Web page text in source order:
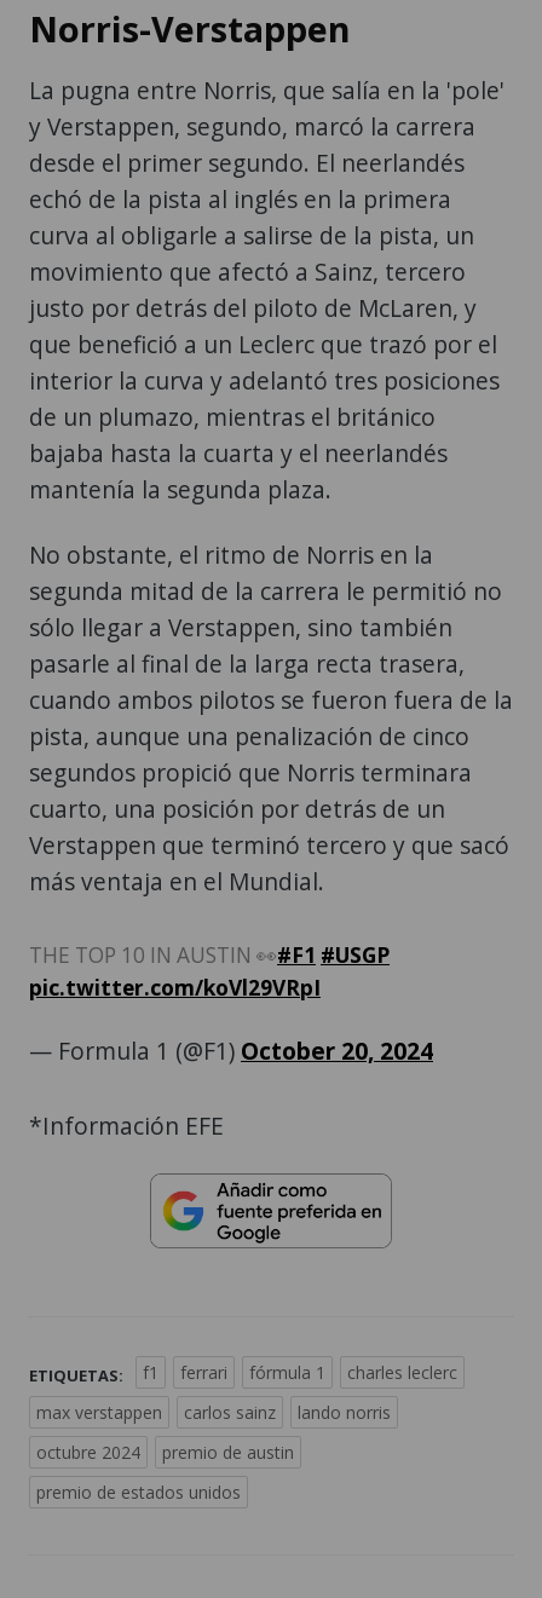
Norris-Verstappen
La pugna entre Norris, que salía en la 'pole'
y Verstappen, segundo, marcó la carrera
desde el primer segundo. El neerlandés
echó de la pista al inglés en la primera
curva al obligarle a salirse de la pista, un
movimiento que afectó a Sainz, tercero
justo por detrás del piloto de McLaren, y
que benefició a un Leclerc que trazó por el
interior la curva y adelantó tres posiciones
de un plumazo, mientras el británico
bajaba hasta la cuarta y el neerlandés
mantenía la segunda plaza.
No obstante, el ritmo de Norris en la
segunda mitad de la carrera le permitió no
sólo llegar a Verstappen, sino también
pasarle al final de la larga recta trasera,
cuando ambos pilotos se fueron fuera de la
pista, aunque una penalización de cinco
segundos propició que Norris terminara
cuarto, una posición por detrás de un
Verstappen que terminó tercero y que sacó
más ventaja en el Mundial.
THE TOP 10 IN AUSTIN 👀#F1 #USGP
pic.twitter.com/koVl29VRpI
— Formula 1 (@F1) October 20, 2024
*Información EFE
ETIQUETAS: f1 ferrari fórmula 1
charles leclerc
max verstappen
carlos sainz
lando norris
octubre 2024
premio de austin
premio de estados unidos